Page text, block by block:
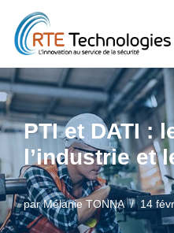
Aller
au
contenu
PTI et DATI :
l’industrie et
parMélanie TONNA 14